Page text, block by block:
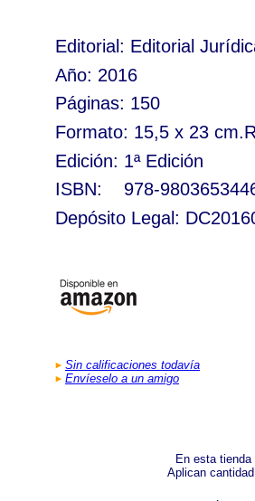
Editorial: Editorial
Año: 2016
Páginas: 150
Formato: 15,5 x 23
Edición: 1ª Edición
ISBN:
978-
Depósito Legal:
Sin calificaciones todavía
Envíeselo a un amigo
En esta
Aplican